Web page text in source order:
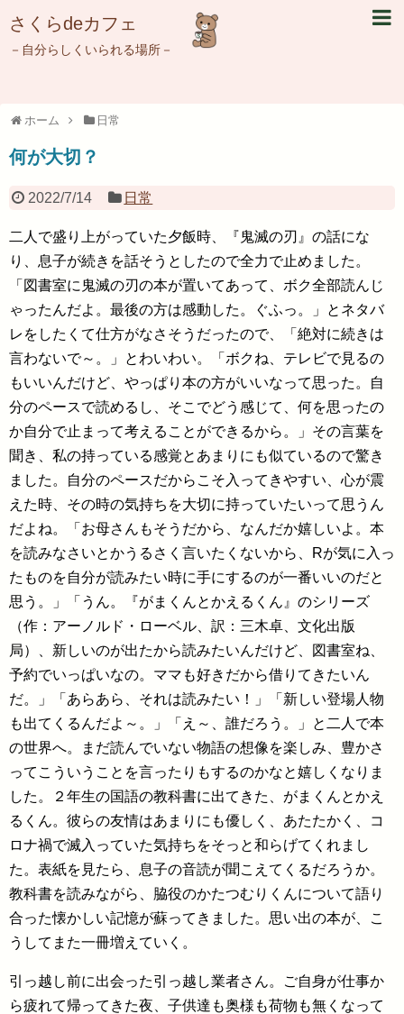
さくらdeカフェ
－自分らしくいられる場所－
ホーム 日常
何が大切？
2022/7/14 日常
二人で盛り上がっていた夕飯時、『鬼滅の刃』の話にな
り、息子が続きを話そうとしたので全力で止めました。
「図書室に鬼滅の刃の本が置いてあって、ボク全部読んじ
ゃったんだよ。最後の方は感動した。ぐふっ。」とネタバ
レをしたくて仕方がなさそうだったので、「絶対に続きは
言わないで～。」とわいわい。「ボクね、テレビで見るの
もいいんだけど、やっぱり本の方がいいなって思った。自
分のペースで読めるし、そこでどう感じて、何を思ったの
か自分で止まって考えることができるから。」その言葉を
聞き、私の持っている感覚とあまりにも似ているので驚き
ました。自分のペースだからこそ入ってきやすい、心が震
えた時、その時の気持ちを大切に持っていたいって思うん
だよね。「お母さんもそうだから、なんだか嬉しいよ。本
を読みなさいとかうるさく言いたくないから、Rが気に入っ
たものを自分が読みたい時に手にするのが一番いいのだと
思う。」「うん。『がまくんとかえるくん』のシリーズ
（作：アーノルド・ローベル、訳：三木卓、文化出版
局）、新しいのが出たから読みたいんだけど、図書室ね、
予約でいっぱいなの。ママも好きだから借りてきたいん
だ。」「あらあら、それは読みたい！」「新しい登場人物
も出てくるんだよ～。」「え～、誰だろう。」と二人で本
の世界へ。まだ読んでいない物語の想像を楽しみ、豊かさ
ってこういうことを言ったりもするのかなと嬉しくなりま
した。２年生の国語の教科書に出てきた、がまくんとかえ
るくん。彼らの友情はあまりにも優しく、あたたかく、コ
ロナ禍で滅入っていた気持ちをそっと和らげてくれまし
た。表紙を見たら、息子の音読が聞こえてくるだろうか。
教科書を読みながら、脇役のかたつむりくんについて語り
合った懐かしい記憶が蘇ってきました。思い出の本が、こ
うしてまた一冊増えていく。
引っ越し前に出会った引っ越し業者さん。ご自身が仕事か
ら疲れて帰ってきた夜、子供達も奥様も荷物も無くなって